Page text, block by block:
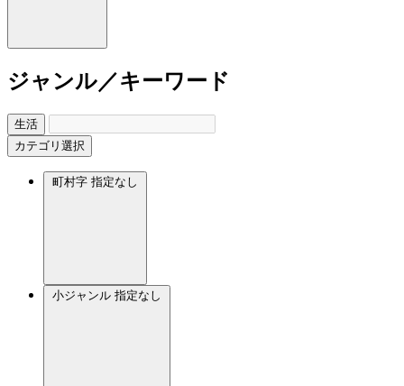
ジャンル／キーワード
生活
カテゴリ選択
町村字 指定なし
小ジャンル 指定なし